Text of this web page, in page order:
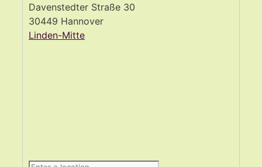
Davenstedter Straße 30
30449 Hannover
Linden-Mitte